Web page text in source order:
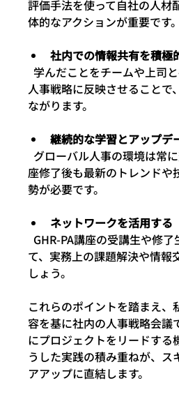
評価手法を使って自社の人材
体的なアクションが重要です。
社内での情報共有を積極
人事戦略に反映させることで
ながります。
継続的な学習とアップデ
座修了後も最新のトレンドや
勢が必要です。
ネットワークを活用する
て、実務上の課題解決や情報
しょう。
これらのポイントを踏まえ、
容を基に社内の人事戦略会議
にプロジェクトをリードする
うした実践の積み重ねが、ス
アアップに直結します。